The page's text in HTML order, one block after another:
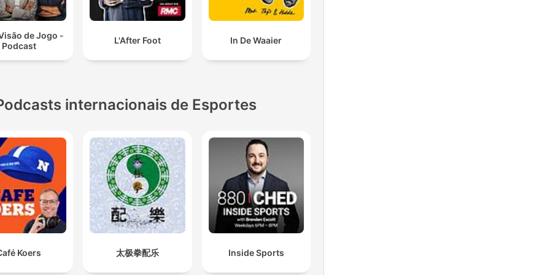
života
de Jogo -
Podcast
L'After Foot In De Waaier
internacionais de Esportes
Koers 太极拳配乐 Inside Sports